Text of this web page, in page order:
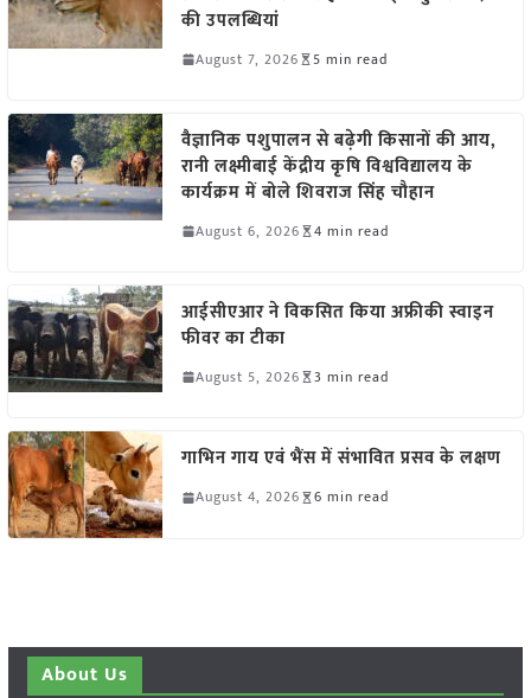
की उपलब्धियां
August 7, 2026 5 min read
वैज्ञानिक पशुपालन से बढ़ेगी किसानों की आय,
रानी लक्ष्मीबाई केंद्रीय कृषि विश्वविद्यालय के
कार्यक्रम में बोले शिवराज सिंह चौहान
August 6, 2026 4 min read
आईसीएआर ने विकसित किया अफ्रीकी स्वाइन
फीवर का टीका
August 5, 2026 3 min read
गाभिन गाय एवं भैंस में संभावित प्रसव के लक्षण
August 4, 2026 6 min read
About Us